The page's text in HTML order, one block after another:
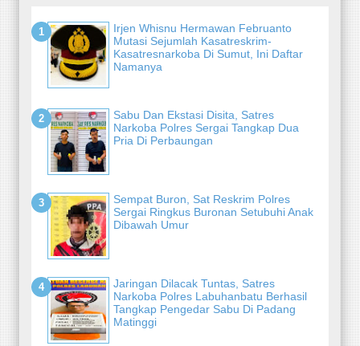
Irjen Whisnu Hermawan Februanto
Mutasi Sejumlah Kasatreskrim-
Kasatresnarkoba Di Sumut, Ini Daftar
Namanya
Sabu Dan Ekstasi Disita, Satres
Narkoba Polres Sergai Tangkap Dua
Pria Di Perbaungan
Sempat Buron, Sat Reskrim Polres
Sergai Ringkus Buronan Setubuhi Anak
Dibawah Umur
Jaringan Dilacak Tuntas, Satres
Narkoba Polres Labuhanbatu Berhasil
Tangkap Pengedar Sabu Di Padang
Matinggi